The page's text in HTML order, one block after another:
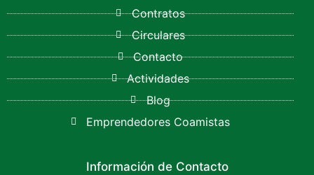
Contratos
Circulares
Contacto
Actividades
Blog
Emprendedores Coamistas
Información de Contacto